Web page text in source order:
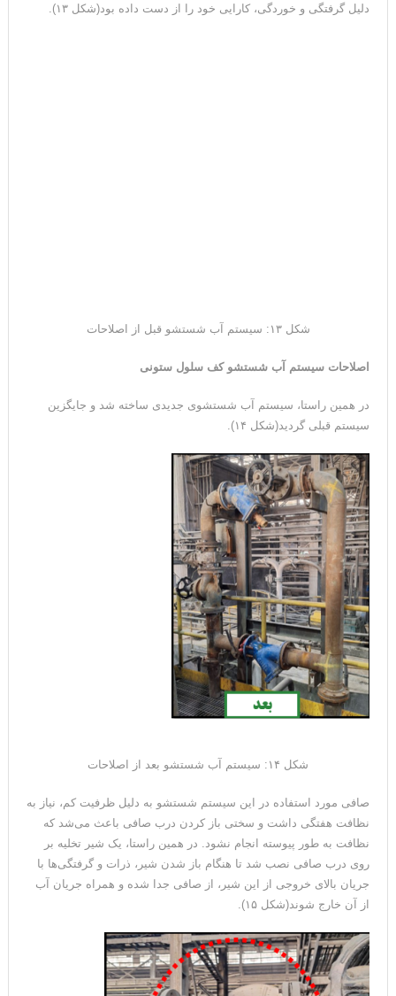
دلیل گرفتگی و خوردگی، کارایی خود را از دست داده بود(شکل ۱۳).
شکل ۱۳: سیستم آب شستشو قبل از اصلاحات
اصلاحات سیستم آب شستشو کف سلول ستونی
در همین راستا، سیستم آب شستشوی جدیدی ساخته شد و جایگزین
سیستم قبلی گردید(شکل ۱۴).
شکل ۱۴: سیستم آب شستشو بعد از اصلاحات
صافی مورد استفاده در این سیستم شستشو به دلیل ظرفیت کم، نیاز به
نظافت هفتگی داشت و سختی باز کردن درب صافی باعث می‌شد که
نظافت به طور پیوسته انجام نشود. در همین راستا، یک شیر تخلیه بر
روی درب صافی نصب شد تا هنگام باز شدن شیر، ذرات و گرفتگی‌ها با
جریان بالای خروجی از این شیر، از صافی جدا شده و همراه جریان آب
از آن خارج شوند(شکل ۱۵).